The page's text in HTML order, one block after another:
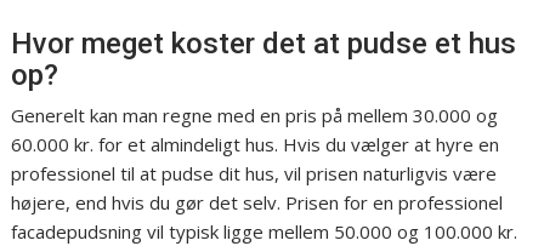
Hvor meget koster det at pudse et hus
op?
Generelt kan man regne med en pris på mellem 30.000 og
60.000 kr. for et almindeligt hus. Hvis du vælger at hyre en
professionel til at pudse dit hus, vil prisen naturligvis være
højere, end hvis du gør det selv. Prisen for en professionel
facadepudsning vil typisk ligge mellem 50.000 og 100.000 kr.